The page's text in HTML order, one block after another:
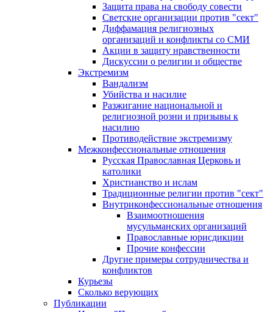
Защита права на свободу совести
Светские организации против "сект"
Диффамация религиозных
организаций и конфликты со СМИ
Акции в защиту нравственности
Дискуссии о религии и обществе
Экстремизм
Вандализм
Убийства и насилие
Разжигание национальной и
религиозной розни и призывы к
насилию
Противодействие экстремизму
Межконфессиональные отношения
Русская Православная Церковь и
католики
Христианство и ислам
Традиционные религии против "сект"
Внутриконфессиональные отношения
Взаимоотношения
мусульманских организаций
Православные юрисдикции
Прочие конфессии
Другие примеры сотрудничества и
конфликтов
Курьезы
Сколько верующих
Публикации